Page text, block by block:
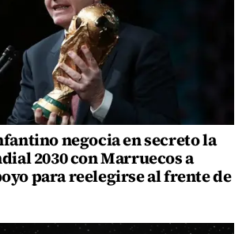
negocia en secreto la
2030 con Marruecos a
para reelegirse al frente de